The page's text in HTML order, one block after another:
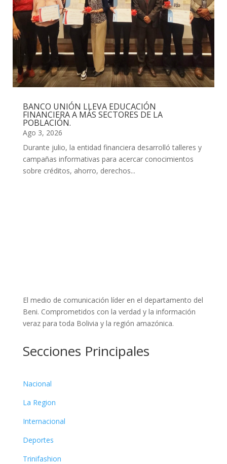
BANCO UNIÓN LLEVA EDUCACIÓN
FINANCIERA A MÁS SECTORES DE LA
POBLACIÓN.
Ago 3, 2026
Durante julio, la entidad financiera desarrolló talleres y
campañas informativas para acercar conocimientos
sobre créditos, ahorro, derechos...
El medio de comunicación líder en el departamento del
Beni. Comprometidos con la verdad y la información
veraz para toda Bolivia y la región amazónica.
Secciones Principales
Nacional
La Region
Internacional
Deportes
Trinifashion